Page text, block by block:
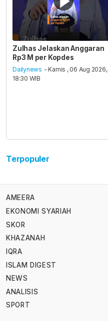
Zulhas Jelaskan Anggaran
Rp3 M per Kopdes
Dailynews - Kamis , 06 Aug 2026,
18:30 WIB
Terpopuler
AMEERA
EKONOMI SYARIAH
SKOR
KHAZANAH
IQRA
ISLAM DIGEST
NEWS
ANALISIS
SPORT